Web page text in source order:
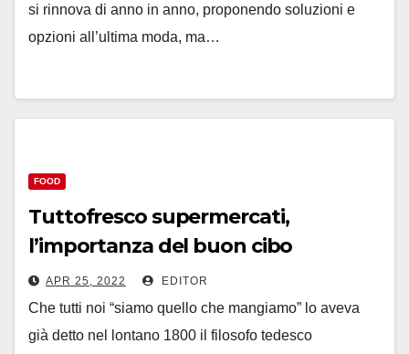
si rinnova di anno in anno, proponendo soluzioni e
opzioni all’ultima moda, ma…
FOOD
Tuttofresco supermercati,
l’importanza del buon cibo
APR 25, 2022 EDITOR
Che tutti noi “siamo quello che mangiamo” lo aveva
già detto nel lontano 1800 il filosofo tedesco